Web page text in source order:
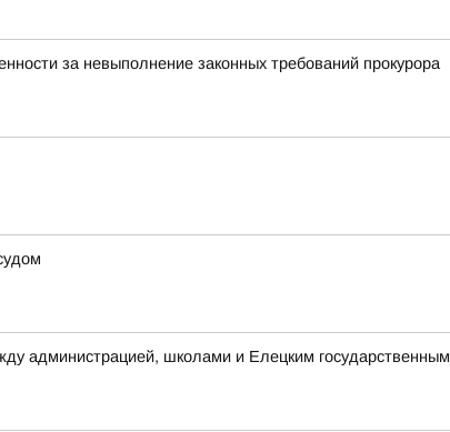
за невыполнение законных требований прокурора
администрацией, школами и Елецким